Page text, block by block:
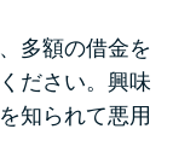
多額の借金を
ださい。興味
知られて悪用